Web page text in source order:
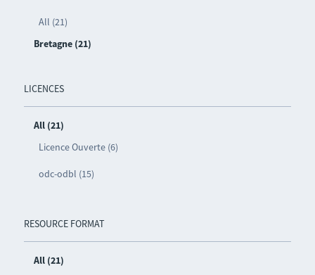
All (21)
Bretagne (21)
LICENCES
All (21)
Licence Ouverte (6)
odc-odbl (15)
RESOURCE FORMAT
All (21)